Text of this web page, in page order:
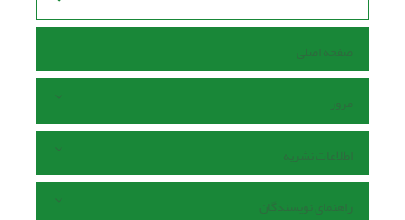
صفحه اصلی
مرور
اطلاعات نشریه
راهنمای نویسندگان